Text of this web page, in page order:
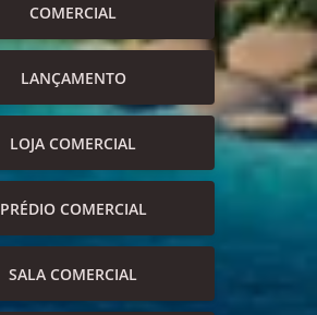
COMERCIAL
LANÇAMENTO
LOJA COMERCIAL
PRÉDIO COMERCIAL
SALA COMERCIAL